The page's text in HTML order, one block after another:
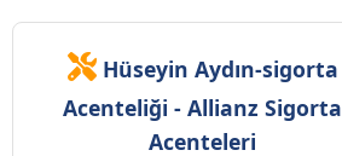
Hüseyin Aydın-sigorta
Acenteliği - Allianz Sigorta
Acenteleri